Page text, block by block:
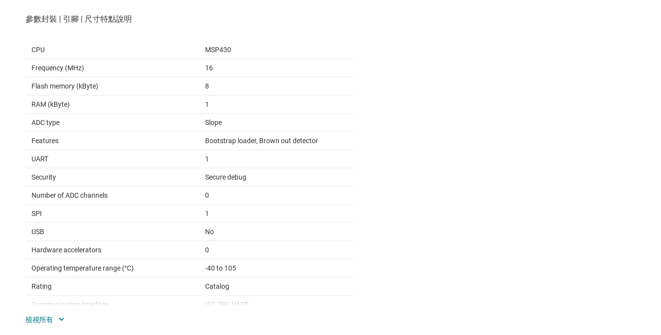
CPU MSP430
Frequency (MHz) 16
Flash memory (kByte) 8
RAM (kByte) 1
ADC type Slope
Features Bootstrap loader, Brown out detector
UART 1
Security Secure debug
Number of ADC channels 0
SPI 1
USB No
Hardware accelerators 0
Operating temperature range (°C) -40 to 105
Rating Catalog
Communication interface I2C, SPI, UART
Operating system